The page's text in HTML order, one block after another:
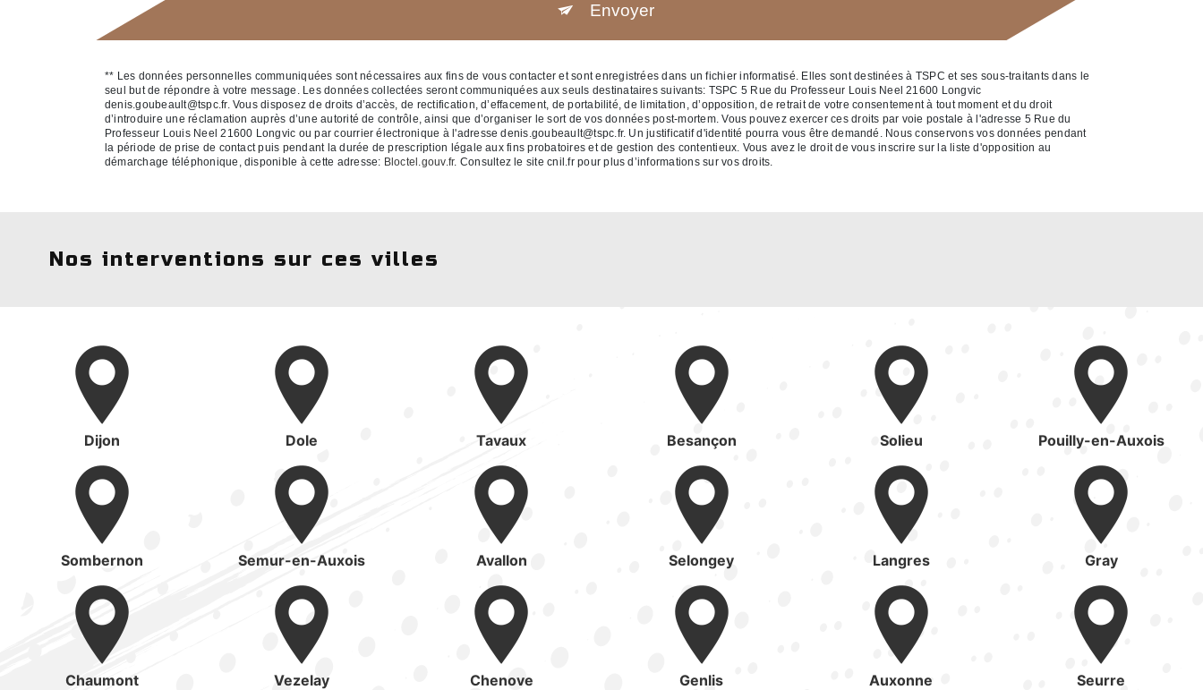
Envoyer
** Les données personnelles communiquées sont nécessaires aux fins de vous contacter et sont enregistrées dans un fichier informatisé. Elles sont destinées à TSPC et ses sous-traitants dans le
seul but de répondre à votre message. Les données collectées seront communiquées aux seuls destinataires suivants: TSPC 5 Rue du Professeur Louis Neel 21600 Longvic
denis.goubeault@tspc.fr. Vous disposez de droits d’accès, de rectification, d’effacement, de portabilité, de limitation, d’opposition, de retrait de votre consentement à tout moment et du droit
d’introduire une réclamation auprès d’une autorité de contrôle, ainsi que d’organiser le sort de vos données post-mortem. Vous pouvez exercer ces droits par voie postale à l'adresse 5 Rue du
Professeur Louis Neel 21600 Longvic ou par courrier électronique à l'adresse denis.goubeault@tspc.fr. Un justificatif d'identité pourra vous être demandé. Nous conservons vos données pendant
la période de prise de contact puis pendant la durée de prescription légale aux fins probatoires et de gestion des contentieux. Vous avez le droit de vous inscrire sur la liste d'opposition au
démarchage téléphonique, disponible à cette adresse: Bloctel.gouv.fr. Consultez le site cnil.fr pour plus d’informations sur vos droits.
Nos interventions sur ces villes
Dijon Dole Tavaux Besançon Solieu Pouilly-en-Auxois
Sombernon Semur-en-Auxois Avallon Selongey Langres Gray
Chaumont Vezelay Chenove Genlis Auxonne Seurre